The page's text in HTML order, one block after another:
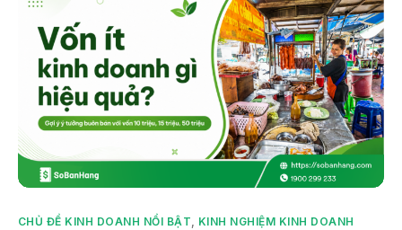
CHỦ ĐỀ KINH DOANH NỔI BẬT, KINH NGHIỆM KINH DOANH